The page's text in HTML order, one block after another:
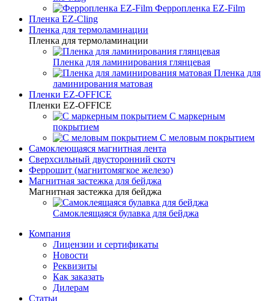
Ферропленка EZ-Film
Пленка EZ-Cling
Пленка для термоламинации
Пленка для термоламинации
Пленка для ламинирования глянцевая
Пленка для
ламинирования матовая
Пленки EZ-OFFICE
Пленки EZ-OFFICE
С маркерным
покрытием
С меловым покрытием
Самоклеющаяся магнитная лента
Сверхсильный двусторонний скотч
Феррошит (магнитомягкое железо)
Магнитная застежка для бейджа
Магнитная застежка для бейджа
Самоклеящаяся булавка для бейджа
Компания
Лицензии и сертификаты
Новости
Реквизиты
Как заказать
Дилерам
Статьи